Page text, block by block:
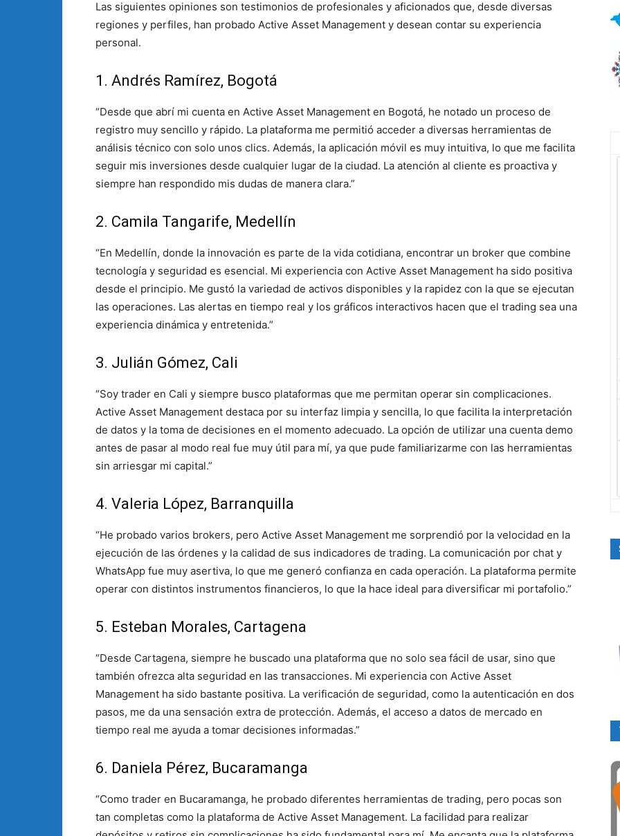
Las siguientes opiniones son testimonios de profesionales y aficionados que, desde diversas
regiones y perfiles, han probado Active Asset Management y desean contar su experiencia
personal.
1. Andrés Ramírez, Bogotá
“Desde que abrí mi cuenta en Active Asset Management en Bogotá, he notado un proceso de
registro muy sencillo y rápido. La plataforma me permitió acceder a diversas herramientas de
análisis técnico con solo unos clics. Además, la aplicación móvil es muy intuitiva, lo que me facilita
seguir mis inversiones desde cualquier lugar de la ciudad. La atención al cliente es proactiva y
siempre han respondido mis dudas de manera clara.”
2. Camila Tangarife, Medellín
“En Medellín, donde la innovación es parte de la vida cotidiana, encontrar un broker que combine
tecnología y seguridad es esencial. Mi experiencia con Active Asset Management ha sido positiva
desde el principio. Me gustó la variedad de activos disponibles y la rapidez con la que se ejecutan
las operaciones. Las alertas en tiempo real y los gráficos interactivos hacen que el trading sea una
experiencia dinámica y entretenida.”
3. Julián Gómez, Cali
“Soy trader en Cali y siempre busco plataformas que me permitan operar sin complicaciones.
Active Asset Management destaca por su interfaz limpia y sencilla, lo que facilita la interpretación
de datos y la toma de decisiones en el momento adecuado. La opción de utilizar una cuenta demo
antes de pasar al modo real fue muy útil para mí, ya que pude familiarizarme con las herramientas
sin arriesgar mi capital.”
4. Valeria López, Barranquilla
“He probado varios brokers, pero Active Asset Management me sorprendió por la velocidad en la
ejecución de las órdenes y la calidad de sus indicadores de trading. La comunicación por chat y
WhatsApp fue muy asertiva, lo que me generó confianza en cada operación. La plataforma permite
operar con distintos instrumentos financieros, lo que la hace ideal para diversificar mi portafolio.”
5. Esteban Morales, Cartagena
“Desde Cartagena, siempre he buscado una plataforma que no solo sea fácil de usar, sino que
también ofrezca alta seguridad en las transacciones. Mi experiencia con Active Asset
Management ha sido bastante positiva. La verificación de seguridad, como la autenticación en dos
pasos, me da una sensación extra de protección. Además, el acceso a datos de mercado en
tiempo real me ayuda a tomar decisiones informadas.”
6. Daniela Pérez, Bucaramanga
“Como trader en Bucaramanga, he probado diferentes herramientas de trading, pero pocas son
tan completas como la plataforma de Active Asset Management. La facilidad para realizar